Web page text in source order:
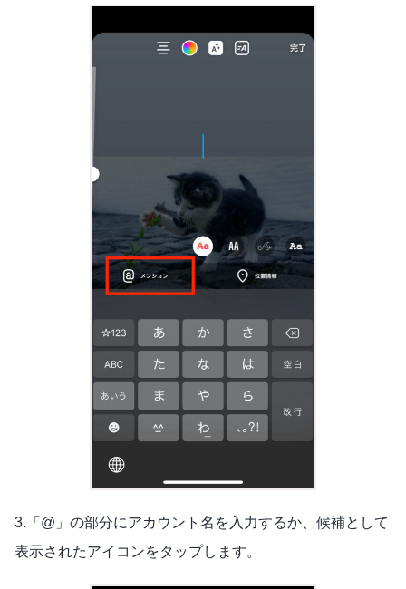
3.「@」の部分にアカウント名を入力するか、候補として
表示されたアイコンをタップします。